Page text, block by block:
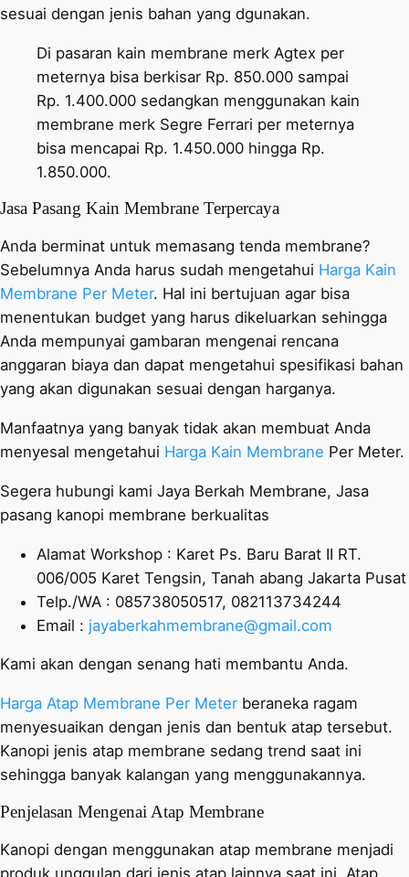
sesuai dengan jenis bahan yang dgunakan.
Di pasaran kain membrane merk Agtex per
meternya bisa berkisar Rp. 850.000 sampai
Rp. 1.400.000 sedangkan menggunakan kain
membrane merk Segre Ferrari per meternya
bisa mencapai Rp. 1.450.000 hingga Rp.
1.850.000.
Jasa Pasang Kain Membrane Terpercaya
Anda berminat untuk memasang tenda membrane?
Sebelumnya Anda harus sudah mengetahui Harga Kain
Membrane Per Meter. Hal ini bertujuan agar bisa
menentukan budget yang harus dikeluarkan sehingga
Anda mempunyai gambaran mengenai rencana
anggaran biaya dan dapat mengetahui spesifikasi bahan
yang akan digunakan sesuai dengan harganya.
Manfaatnya yang banyak tidak akan membuat Anda
menyesal mengetahui Harga Kain Membrane Per Meter.
Segera hubungi kami Jaya Berkah Membrane, Jasa
pasang kanopi membrane berkualitas
Alamat Workshop : Karet Ps. Baru Barat II RT.
006/005 Karet Tengsin, Tanah abang Jakarta Pusat
Telp./WA : 085738050517, 082113734244
Email : jayaberkahmembrane@gmail.com
Kami akan dengan senang hati membantu Anda.
Harga Atap Membrane Per Meter beraneka ragam
menyesuaikan dengan jenis dan bentuk atap tersebut.
Kanopi jenis atap membrane sedang trend saat ini
sehingga banyak kalangan yang menggunakannya.
Penjelasan Mengenai Atap Membrane
Kanopi dengan menggunakan atap membrane menjadi
produk unggulan dari jenis atap lainnya saat ini. Atap